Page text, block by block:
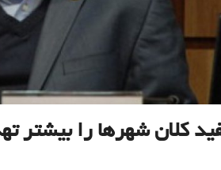
کلان شهرها را بیشتر